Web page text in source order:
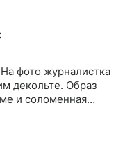
фото журналистка
декольте. Образ
и соломенная